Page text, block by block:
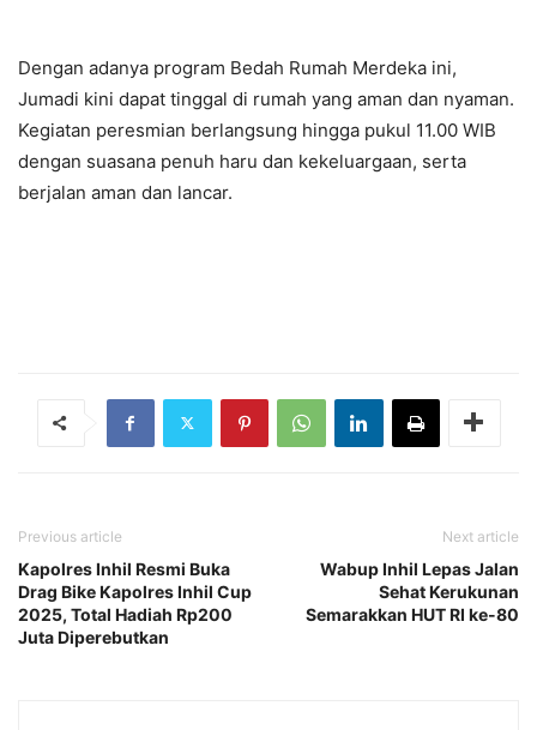
Dengan adanya program Bedah Rumah Merdeka ini,
Jumadi kini dapat tinggal di rumah yang aman dan nyaman.
Kegiatan peresmian berlangsung hingga pukul 11.00 WIB
dengan suasana penuh haru dan kekeluargaan, serta
berjalan aman dan lancar.
Previous article
Kapolres Inhil Resmi Buka
Drag Bike Kapolres Inhil Cup
2025, Total Hadiah Rp200
Juta Diperebutkan
Next article
Wabup Inhil Lepas Jalan
Sehat Kerukunan
Semarakkan HUT RI ke-80